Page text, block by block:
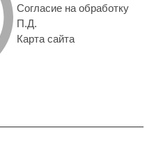
Согласие на обработку
П.Д.
Карта сайта